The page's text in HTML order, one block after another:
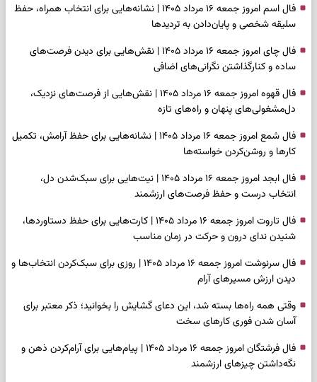
فال اسم امروز جمعه ۱۶ مرداد ۱۴۰۵ | نشانه‌هایی برای انتخاب همراه، حفظ
سلیقه شخصی و پایان‌دادن به تردیدها
فال چای امروز جمعه ۱۶ مرداد ۱۴۰۵ | نقش‌هایی برای دیدن فرصت‌های
ساده و کنارگذاشتن نگرانی‌های اضافی
فال قهوه امروز جمعه ۱۶ مرداد ۱۴۰۵ | نقش‌هایی از فرصت‌های نزدیک،
دل‌مشغولی‌های پنهان و راه‌های تازه
فال شمع امروز جمعه ۱۶ مرداد ۱۴۰۵ | نشانه‌هایی برای حفظ آرامش، تکمیل
کارها و روشن‌کردن خواسته‌ها
فال ابجد امروز جمعه ۱۶ مرداد ۱۴۰۵ | نیت‌هایی برای سبک‌شدن دل،
انتخاب درست و حفظ فرصت‌های ارزشمند
فال تاروت امروز جمعه ۱۶ مرداد ۱۴۰۵ | کارت‌هایی برای حفظ دستاوردها،
شنیدن ندای درون و حرکت در زمان مناسب
فال سرنوشت امروز جمعه ۱۶ مرداد ۱۴۰۵ | روزی برای سبک‌کردن انتخاب‌ها و
دیدن ارزش مسیرهای آرام
وقتی همه راه‌ها بسته شد، این دعای گشایش را بخوانید؛ ذکر معتبر برای
آسان شدن فوری کارهای سخت
فال فرشتگان امروز جمعه ۱۶ مرداد ۱۴۰۵ | پیام‌هایی برای آرام‌کردن ذهن و
نگه‌داشتن چیزهای ارزشمند